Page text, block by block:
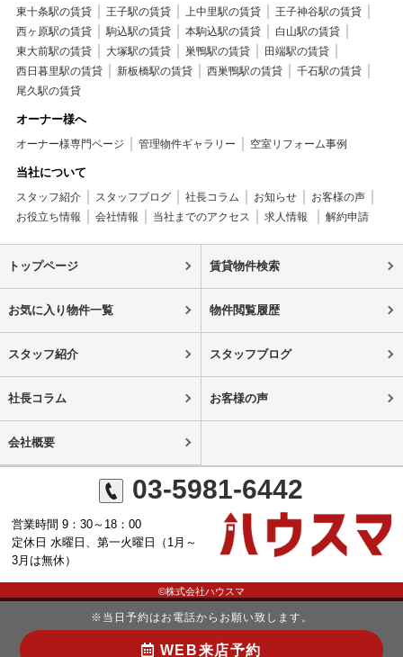
東十条駅の賃貸 王子駅の賃貸 上中里駅の賃貸
王子神谷駅の賃貸
西ヶ原駅の賃貸
駒込駅の賃貸 本駒込駅の賃貸
白山駅の賃貸
東大前駅の賃貸
大塚駅の賃貸 巣鴨駅の賃貸
田端駅の賃貸
西日暮里駅の賃貸
新板橋駅の賃貸 西巣鴨駅の賃貸
千石駅の賃貸
尾久駅の賃貸
オーナー様へ
オーナー様専門ページ 管理物件ギャラリー 空室リフォーム事例
当社について
スタッフ紹介 スタッフブログ 社長コラム お知らせ
お客様の声
お役立ち情報
会社情報 当社までのアクセス 求人情報 解約申請
トップページ 賃貸物件検索
お気に入り物件一覧 物件閲覧履歴
スタッフ紹介 スタッフブログ
社長コラム お客様の声
会社概要
03-5981-6442
営業時間 9：30～18：00
定休日 水曜日、第一火曜日（1月～
3月は無休）
©株式会社ハウスマ
※当日予約はお電話からお願い致します。
WEB来店予約